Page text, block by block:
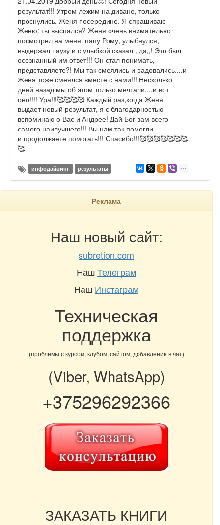
результат!!! Утром лежим на диване, только
проснулись. Женя посередине. Я спрашиваю
Женю: ты выспался? Женя очень внимательно
посмотрел на меня, папу Рому, улыбнулся,
выдержал паузу и с улыбкой сказал ,,да,,! Это был
осознанный им ответ!!! Он стал понимать,
представляете?! Мы так смеялись и радовались....и
Женя тоже смеялся вместе с нами!!! Несколько
дней назад мы об этом только мечтали....и вот
оно!!!! Ура!!!🥰🥰🥰🥰 Каждый раз,когда Женя
выдает новый результат, я с благодарностью
вспоминаю о Вас и Андрее! Дай Бог вам всего
самого наилучшего!!! Вы нам так помогли
и продолжаете помогать!!! Спасибо!!!🥰🥰🥰🥰🥰🥰🥰
🥰
инфодайвинг результаты
Реклама
Наш новый сайт:
subretion.com
НашТелеграм
Наш Инстаграм
Техническая
поддержка
(проблемы с курсом, клубом, сайтом, добавление в чат)
(Viber, WhatsApp)
+375296292366
ЗАКАЗАТЬ КНИГИ